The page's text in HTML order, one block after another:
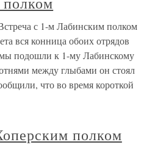
с 1-м Лабинским полком
вся конница обоих отрядов
мы подошли к 1-му Лабинскому
между глыбами он стоял
что во время короткой
полком